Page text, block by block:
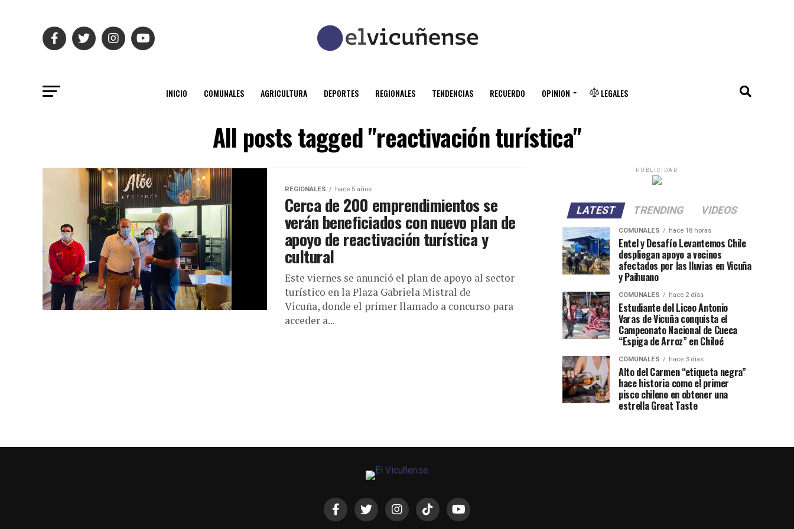
INICIO COMUNALES AGRICULTURA DEPORTES REGIONALES TENDENCIAS RECUERDO OPINION LEGALES
All posts tagged "reactivación turística"
REGIONALES hace 5 años
Cerca de 200 emprendimientos se
verán beneficiados con nuevo plan de
apoyo de reactivación turística y
cultural
Este viernes se anunció el plan de apoyo al sector
turístico en la Plaza Gabriela Mistral de
Vicuña, donde el primer llamado a concurso para
acceder a...
PUBLICIDAD
LATEST TRENDING VIDEOS
COMUNALES hace 18 horas
Entel y Desafío Levantemos Chile
despliegan apoyo a vecinos
afectados por las lluvias en Vicuña
y Paihuano
COMUNALES hace 2 días
Estudiante del Liceo Antonio
Varas de Vicuña conquista el
Campeonato Nacional de Cueca
“Espiga de Arroz” en Chiloé
COMUNALES hace 3 días
Alto del Carmen “etiqueta negra”
hace historia como el primer
pisco chileno en obtener una
estrella Great Taste